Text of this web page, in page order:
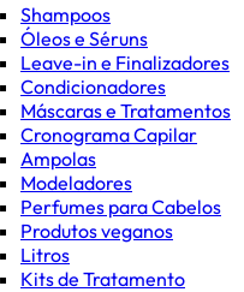
Shampoos
Óleos e Séruns
Leave-in e Finalizadores
Condicionadores
Máscaras e Tratamentos
Cronograma Capilar
Ampolas
Modeladores
Perfumes para Cabelos
Produtos veganos
Litros
Kits de Tratamento